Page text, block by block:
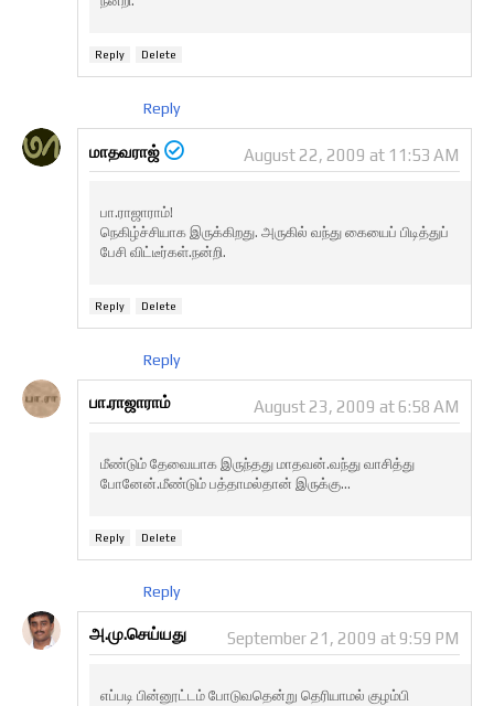
Reply Delete
Reply
மாதவராஜ் August 22, 2009 at 11:53 AM
பா.ராஜாராம்!
நெகிழ்ச்சியாக இருக்கிறது. அருகில் வந்து கையைப் பிடித்துப்
பேசி விட்டீர்கள்.நன்றி.
Reply Delete
Reply
பா.ராஜாராம் August 23, 2009 at 6:58 AM
மீண்டும் தேவையாக இருந்தது மாதவன்.வந்து வாசித்து
போனேன்.மீண்டும் பத்தாமல்தான் இருக்கு...
Reply Delete
Reply
அ.மு.செய்யது September 21, 2009 at 9:59 PM
எப்படி பின்னூட்டம் போடுவதென்று தெரியாமல் குழம்பி